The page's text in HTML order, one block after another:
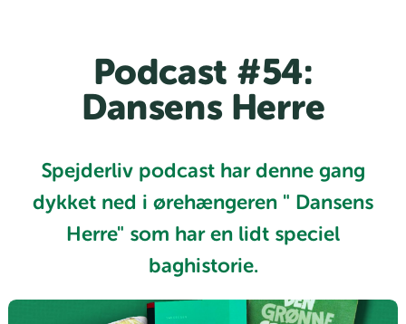
Podcast #54:
Dansens Herre
Spejderliv podcast har denne gang
dykket ned i ørehængeren " Dansens
Herre" som har en lidt speciel
baghistorie.